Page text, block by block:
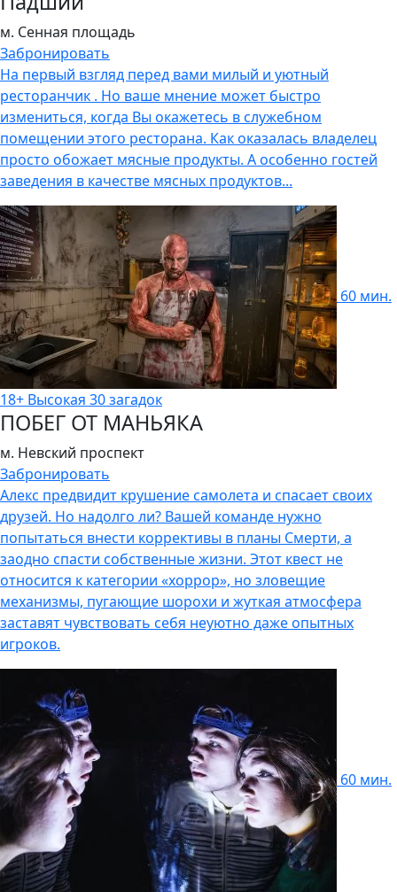
м. Сенная площадь
Забронировать
На первый взгляд перед вами милый и уютный
ресторанчик . Но ваше мнение может быстро
измениться, когда Вы окажетесь в служебном
помещении этого ресторана. Как оказалась владелец
просто обожает мясные продукты. А особенно гостей
заведения в качестве мясных продуктов...
60 мин.
18+ Высокая 30 загадок
ПОБЕГ ОТ МАНЬЯКА
м. Невский проспект
Забронировать
Алекс предвидит крушение самолета и спасает своих
друзей. Но надолго ли? Вашей команде нужно
попытаться внести коррективы в планы Смерти, а
заодно спасти собственные жизни. Этот квест не
относится к категории «хоррор», но зловещие
механизмы, пугающие шорохи и жуткая атмосфера
заставят чувствовать себя неуютно даже опытных
игроков.
60 мин.